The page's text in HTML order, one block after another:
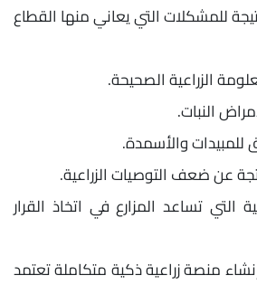
للمشكلات التي يعاني منها القطاع
الزراعية الصحيحة.
النبات.
للمبيدات والأسمدة.
عن ضعف التوصيات الزراعية.
التي تساعد المزارع في اتخاذ القرار
منصة زراعية ذكية متكاملة تعتمد